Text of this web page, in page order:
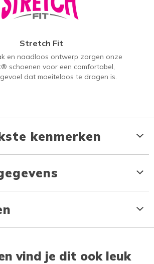
Stretch Fit
en naadloos ontwerp zorgen onze
schoenen voor een comfortabel,
dat moeiteloos te dragen is.
kenmerken
vind je dit ook leuk